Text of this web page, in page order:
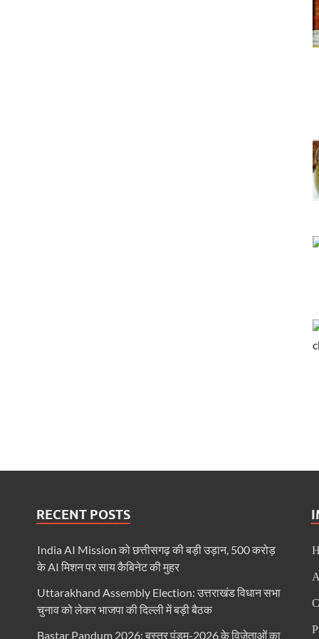
RECENT POSTS
India AI Mission को छत्तीसगढ़ की बड़ी उड़ान, 500 करोड़
के AI मिशन पर साय कैबिनेट की मुहर
Uttarakhand Assembly Election: उत्तराखंड विधान सभा
चुनाव को लेकर भाजपा की दिल्ली में बड़ी बैठक
Bastar Pandum 2026: बस्तर पंडुम-2026 के विजेताओं का